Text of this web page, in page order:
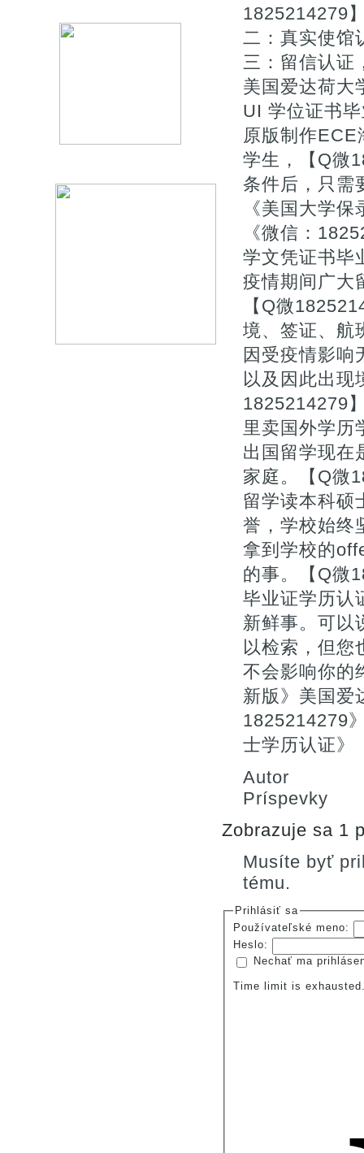
1825214279
二：真实使馆
三：留信认证
美国爱达荷大
UI 学位证书
原版制作ECE
学生，【Q微
条件后，只需
《美国大学
《微信：
学文凭证书毕
疫情期间广大
【Q微
境、签证、航
因受疫情影响
以及因此出现
1825214279
里卖国外学历
出国留学现在
家庭。【Q微
留学读本科硕
誉，学校始终
拿到学校的
的事。【Q微
毕业证学历认
新鲜事。可以
以检索，但您
不会影响你的
新版》美国爱
1825214279
士学历认证》
Autor
Príspevky
Zobrazuje sa 1
Musíte byť
tému.
Prihlásiť sa
Používateľské meno:
Heslo:
Nechať ma
Time limit is